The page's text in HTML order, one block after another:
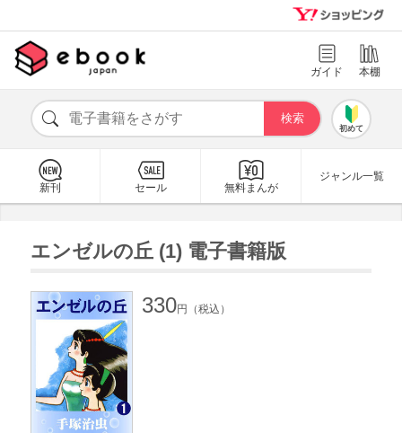
ガイド 本棚
初めて
新刊 セール 無料まんが
ジャンル一覧
エンゼルの丘 (1) 電子書籍版
330円（税込）